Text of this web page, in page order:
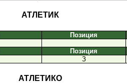
АТЛЕТИК
Позиция
Позиция
З
АТЛЕТИКО